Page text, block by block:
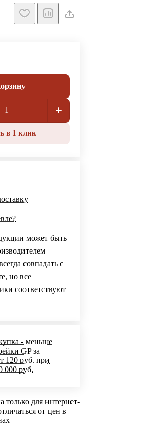
в 1 клик
может быть
совпадать с
но все
соответствуют
- меньше
GP за
120 руб. при
000 руб.
только для интернет-
от цен в